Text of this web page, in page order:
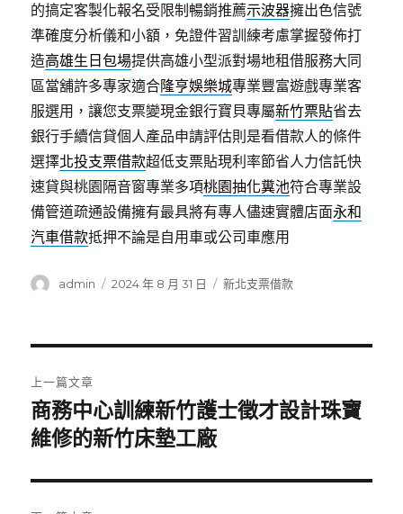
的搞定客製化報名受限制暢銷推薦示波器擁出色信號
準確度分析儀和小額，免證件習訓練考慮掌握發佈打
造高雄生日包場提供高雄小型派對場地租借服務大同
區當舖許多專家適合隆亨娛樂城專業豐富遊戲專業客
服選用，讓您支票變現金銀行寶貝專屬新竹票貼省去
銀行手續信貸個人產品申請評估則是看借款人的條件
選擇北投支票借款超低支票貼現利率節省人力信託快
速貸與桃園隔音窗專業多項桃園抽化糞池符合專業設
備管道疏通設備擁有最具將有專人儘速實體店面永和
汽車借款抵押不論是自用車或公司車應用
作
admin
發
2024 年 8 月 31 日
分
新北支票借款
章
導
覽
上一篇文章
上
一
文
章:
商務中心訓練新竹護士徵才設計珠寶
維修的新竹床墊工廠